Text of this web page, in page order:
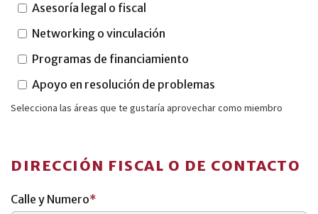
Asesoría legal o fiscal
Networking o vinculación
Programas de financiamiento
Apoyo en resolución de problemas
Selecciona las áreas que te gustaría aprovechar como miembro
DIRECCIÓN FISCAL O DE CONTACTO
Calle y Numero*